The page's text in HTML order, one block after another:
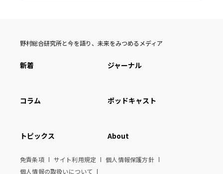
野村総合研究所と今を語り、未来をみつめるメディア
新着 ジャーナル
コラム ポッドキャスト
トピックス About
免責条項 サイト利用規定
個人情報保護方針
個人情報の取扱いについて